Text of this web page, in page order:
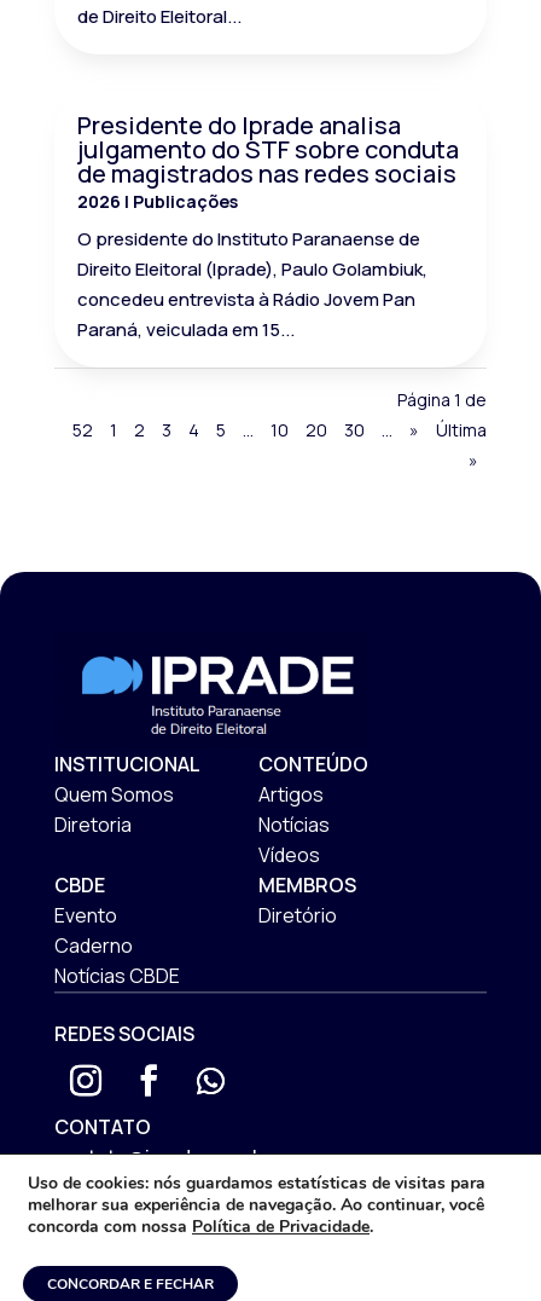
de Direito Eleitoral...
Presidente do Iprade analisa
julgamento do STF sobre conduta
de magistrados nas redes sociais
2026 | Publicações
O presidente do Instituto Paranaense de
Direito Eleitoral (Iprade), Paulo Golambiuk,
concedeu entrevista à Rádio Jovem Pan
Paraná, veiculada em 15...
Página 1 de
52
1 2 3 4 5 10 20 30 »
Última
»
INSTITUCIONAL
Quem Somos
Diretoria
CONTEÚDO
Artigos
Notícias
Vídeos
CBDE
Evento
Caderno
Notícias CBDE
MEMBROS
Diretório
REDES SOCIAIS
CONTATO
contato@iprade.com.br
ENDEREÇO
Rua Mateus Leme, 575 | São Francisco
Uso de cookies: nós guardamos estatísticas de visitas para
melhorar sua experiência de navegação. Ao continuar, você
concorda com nossa Política de Privacidade.
CONCORDAR E FECHAR